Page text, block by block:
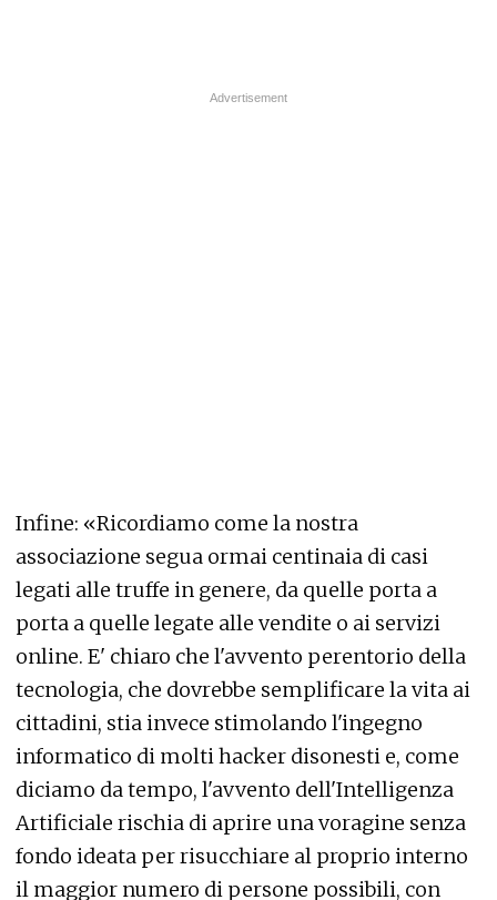
Infine: «Ricordiamo come la nostra
associazione segua ormai centinaia di casi
legati alle truffe in genere, da quelle porta a
porta a quelle legate alle vendite o ai servizi
online. E' chiaro che l'avvento perentorio della
tecnologia, che dovrebbe semplificare la vita ai
cittadini, stia invece stimolando l'ingegno
informatico di molti hacker disonesti e, come
diciamo da tempo, l'avvento dell'Intelligenza
Artificiale rischia di aprire una voragine senza
fondo ideata per risucchiare al proprio interno
il maggior numero di persone possibili, con